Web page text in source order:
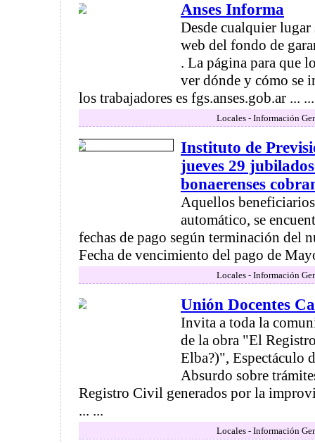
Anses Informa
Desde cualquier lugar
web del fondo de
. La página para que
ver dónde y cómo se
los trabajadores es fgs.anses.gob.ar ... ...
Locales - Información
Instituto de
jueves 29
bonaerenses
Aquellos
automático, se
fechas de pago según terminación del
Fecha de vencimiento del pago de
Locales - Información
Unión Docentes
Invita a toda la
de la obra "El
Elba?)", Espectáculo
Absurdo sobre
Registro Civil generados por la
... ...
Locales - Información